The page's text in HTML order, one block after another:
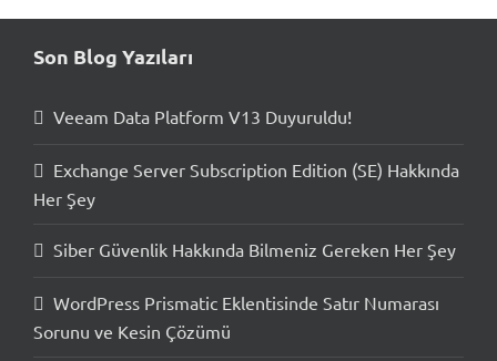
Son Blog Yazıları
Veeam Data Platform V13 Duyuruldu!
Exchange Server Subscription Edition (SE) Hakkında
Her Şey
Siber Güvenlik Hakkında Bilmeniz Gereken Her Şey
WordPress Prismatic Eklentisinde Satır Numarası
Sorunu ve Kesin Çözümü